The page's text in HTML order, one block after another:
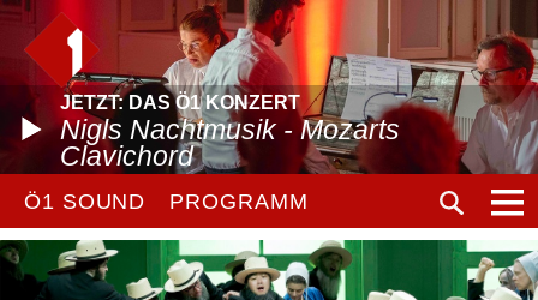
JETZT: DAS Ö1 KONZERT
Nigls Nachtmusik - Mozarts
Clavichord
Ö1 SOUND PROGRAMM